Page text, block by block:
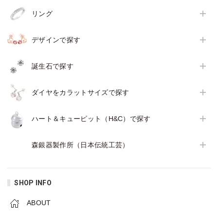
リング
デザインで探す
誕生石で探す
ダイヤをカラットサイズで探す
ハート＆キューピット（H&C）で探す
森銀器製作所（日本伝統工芸）
SHOP INFO
ABOUT